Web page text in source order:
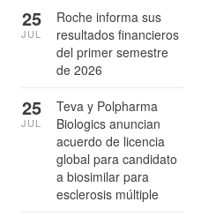
Roche informa sus
resultados financieros
del primer semestre
de 2026
25
JUL
Teva y Polpharma
Biologics anuncian
acuerdo de licencia
global para candidato
a biosimilar para
esclerosis múltiple
25
JUL